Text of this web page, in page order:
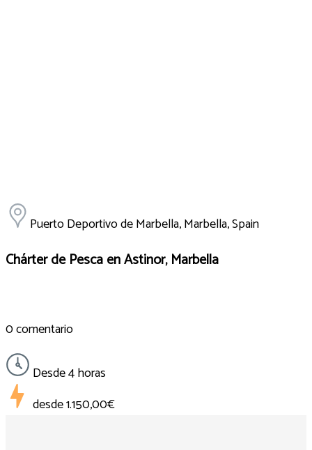
Puerto Deportivo de Marbella, Marbella, Spain
Chárter de Pesca en Astinor, Marbella
0 comentario
Desde 4 horas
desde1.150,00€